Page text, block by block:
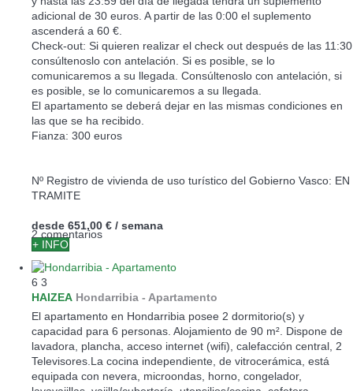
adicional de 30 euros. A partir de las 0:00 el suplemento
ascenderá a 60 €.
Check-out: Si quieren realizar el check out después de las 11:30
consúltenoslo con antelación. Si es posible, se lo
comunicaremos a su llegada. Consúltenoslo con antelación, si
es posible, se lo comunicaremos a su llegada.
El apartamento se deberá dejar en las mismas condiciones en
las que se ha recibido.
Fianza: 300 euros
Nº Registro de vivienda de uso turístico del Gobierno Vasco: EN
TRAMITE
2 comentarios
desde 651,00 € / semana
+ INFO
6 3
HAIZEA Hondarribia - Apartamento
El apartamento en Hondarribia posee 2 dormitorio(s) y
capacidad para 6 personas. Alojamiento de 90 m². Dispone de
lavadora, plancha, acceso internet (wifi), calefacción central, 2
Televisores.La cocina independiente, de vitrocerámica, está
equipada con nevera, microondas, horno, congelador,